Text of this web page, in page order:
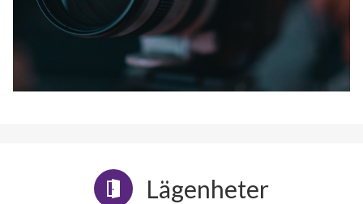
Lägenheter